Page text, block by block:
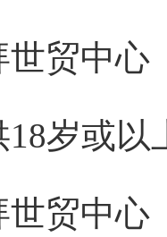
贸中心
18岁或
贸中心